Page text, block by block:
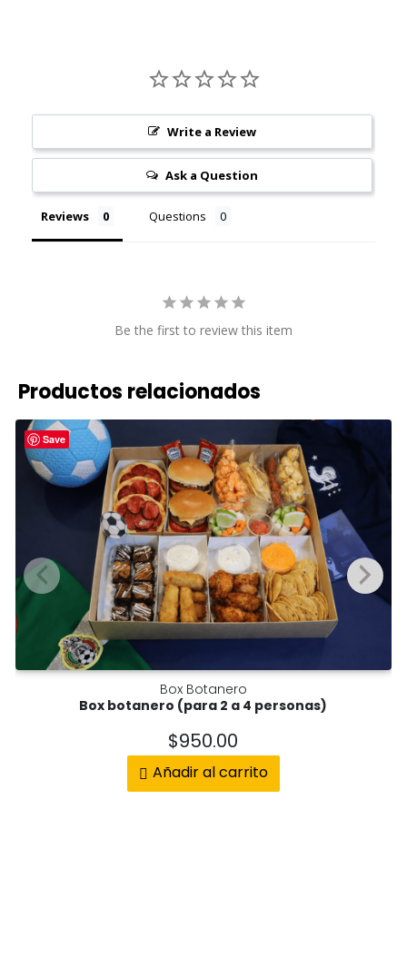
Write a Review
Ask a Question
Reviews Questions
Be the first to review this item
Productos relacionados
Save
Box Botanero
Box botanero (para 2 a 4 personas)
$950.00
Añadir al carrito